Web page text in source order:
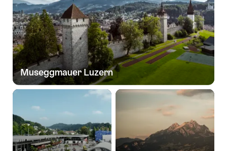
Museggmauer Luzern